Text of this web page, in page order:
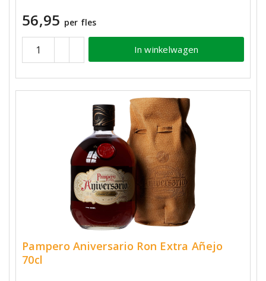
56,95 per fles
In winkelwagen
Pampero Aniversario Ron Extra Añejo
70cl